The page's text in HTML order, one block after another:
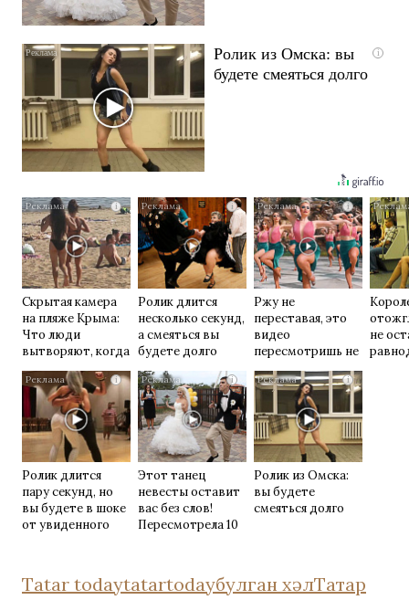
i
Ролик из Омска: вы
будете смеяться долго
i
Скрытая камера
на пляже Крыма:
Что люди
вытворяют, когда
их не видят...
i
Ролик длится
несколько секунд,
а смеяться вы
будете долго
i
Ржу не
переставая, это
видео
пересмотришь не
раз
не
i
Ролик длится
пару секунд, но
вы будете в шоке
от увиденного
i
Этот танец
невесты оставит
вас без слов!
Пересмотрела 10
i
Ролик из Омска:
вы будете
смеяться долго
Tatar todaytatartodayбулган хәлТатар